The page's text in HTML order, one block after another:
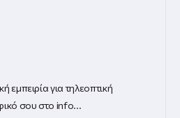
εμπειρία για τηλεοπτική
σου στο info...